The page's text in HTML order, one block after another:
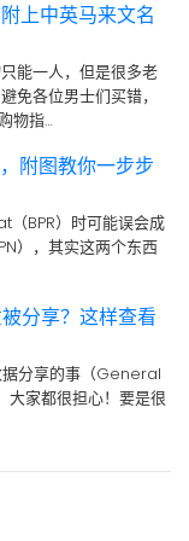
上中英马来文名
能一人，但是很多老
免各位男士们买错，
物指…
附图教你一步步
BPR）时可能误会成
），其实这两个东西
分享？这样查看
分享的事（General
家都很担心！要是很